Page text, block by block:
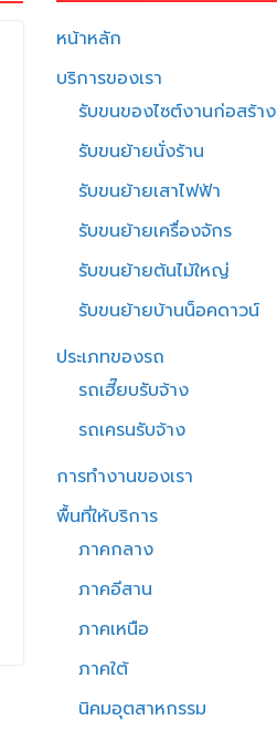
หน้าหลัก
บริการของเรา
รับขนของไซต์งานก่อสร้าง
รับขนย้ายนั่งร้าน
รับขนย้ายเสาไฟฟ้า
รับขนย้ายเครื่องจักร
รับขนย้ายต้นไม้ใหญ่
รับขนย้ายบ้านน็อคดาวน์
ประเภทของรถ
รถเฮี๊ยบรับจ้าง
รถเครนรับจ้าง
การทำงานของเรา
พื้นที่ให้บริการ
ภาคกลาง
ภาคอีสาน
ภาคเหนือ
ภาคใต้
นิคมอุตสาหกรรม